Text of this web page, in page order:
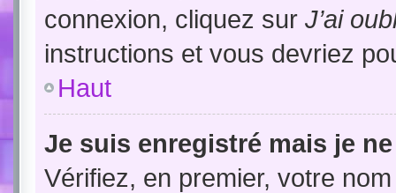
connexion, cliquez sur J’ai
instructions et vous devriez
Haut
Je suis enregistré mais je
Vérifiez, en premier, votre